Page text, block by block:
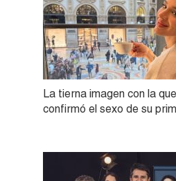
La tierna imagen con la
confirmó el sexo de su